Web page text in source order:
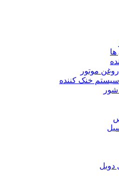
موتور
خنک کننده
دوبل